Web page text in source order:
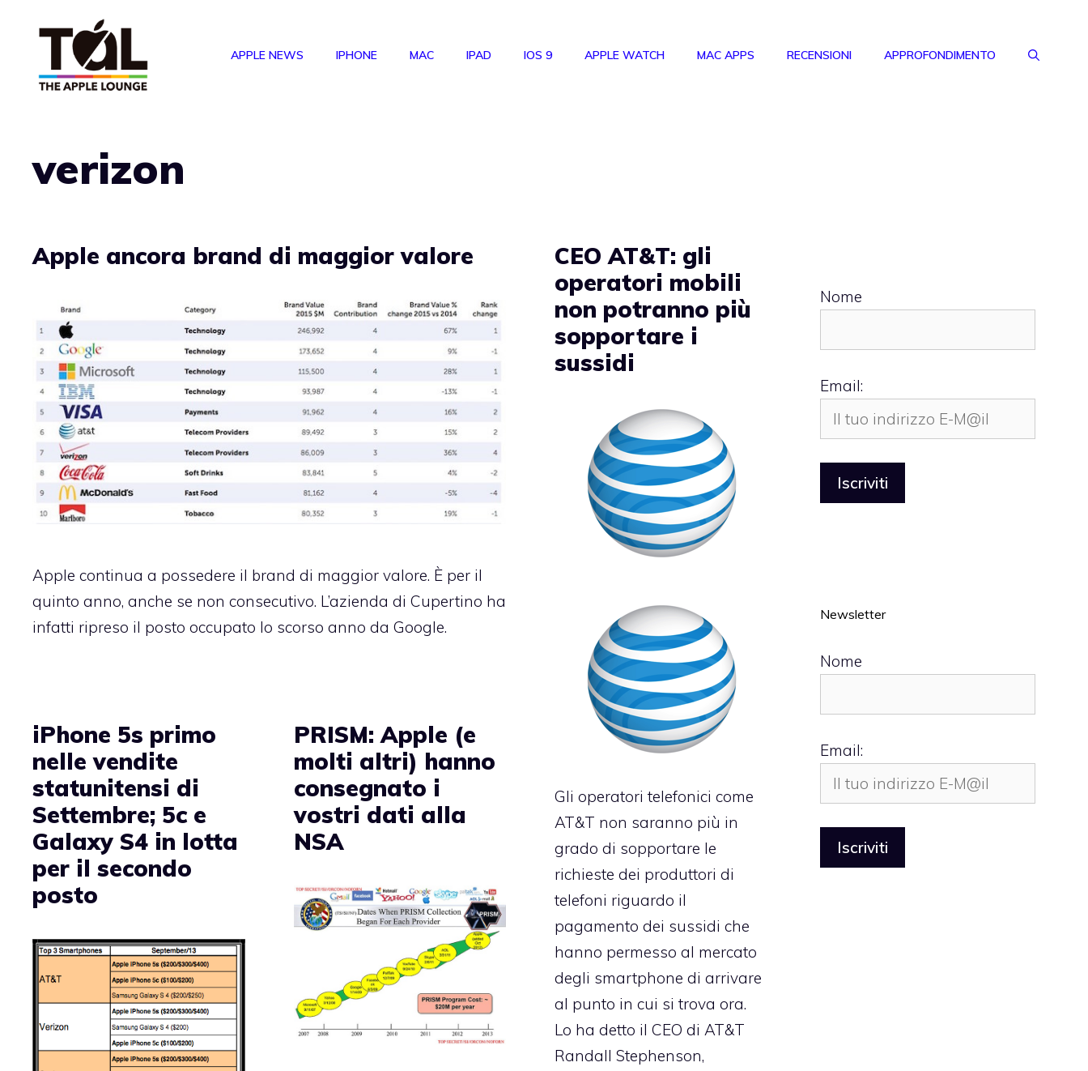
APPLE NEWS IPHONE MAC IPAD IOS 9 APPLE WATCH MAC APPS RECENSIONI APPROFONDIMENTO
verizon
Apple ancora brand di maggior valore
Apple continua a possedere il brand di maggior valore. È per il
quinto anno, anche se non consecutivo. L’azienda di Cupertino ha
infatti ripreso il posto occupato lo scorso anno da Google.
CEO AT&T: gli
operatori mobili
non potranno più
sopportare i
sussidi
Gli operatori telefonici come
AT&T non saranno più in
grado di sopportare le
richieste dei produttori di
telefoni riguardo il
pagamento dei sussidi che
hanno permesso al mercato
degli smartphone di arrivare
al punto in cui si trova ora.
Lo ha detto il CEO di AT&T
Randall Stephenson,
iPhone 5s primo
nelle vendite
statunitensi di
Settembre; 5c e
Galaxy S4 in lotta
per il secondo
posto
PRISM: Apple (e
molti altri) hanno
consegnato i
vostri dati alla
NSA
Nome
Email:
Newsletter
Nome
Email: